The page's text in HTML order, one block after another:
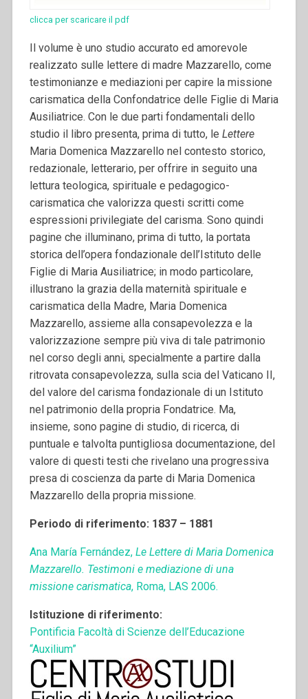
clicca per scaricare il pdf
Il volume è uno studio accurato ed amorevole
realizzato sulle lettere di madre Mazzarello, come
testimonianze e mediazioni per capire la missione
carismatica della Confondatrice delle Figlie di Maria
Ausiliatrice. Con le due parti fondamentali dello
studio il libro presenta, prima di tutto, le Lettere
Maria Domenica Mazzarello nel contesto storico,
redazionale, letterario, per offrire in seguito una
lettura teologica, spirituale e pedagogico-
carismatica che valorizza questi scritti come
espressioni privilegiate del carisma. Sono quindi
pagine che illuminano, prima di tutto, la portata
storica dell’opera fondazionale dell’Istituto delle
Figlie di Maria Ausiliatrice; in modo particolare,
illustrano la grazia della maternità spirituale e
carismatica della Madre, Maria Domenica
Mazzarello, assieme alla consapevolezza e la
valorizzazione sempre più viva di tale patrimonio
nel corso degli anni, specialmente a partire dalla
ritrovata consapevolezza, sulla scia del Vaticano II,
del valore del carisma fondazionale di un Istituto
nel patrimonio della propria Fondatrice. Ma,
insieme, sono pagine di studio, di ricerca, di
puntuale e talvolta puntigliosa documentazione, del
valore di questi testi che rivelano una progressiva
presa di coscienza da parte di Maria Domenica
Mazzarello della propria missione.
Periodo di riferimento: 1837 – 1881
Ana María Fernández, Le Lettere di Maria Domenica
Mazzarello. Testimoni e mediazione di una
missione carismatica, Roma, LAS 2006.
Istituzione di riferimento:
Pontificia Facoltà di Scienze dell’Educazione
“Auxilium”